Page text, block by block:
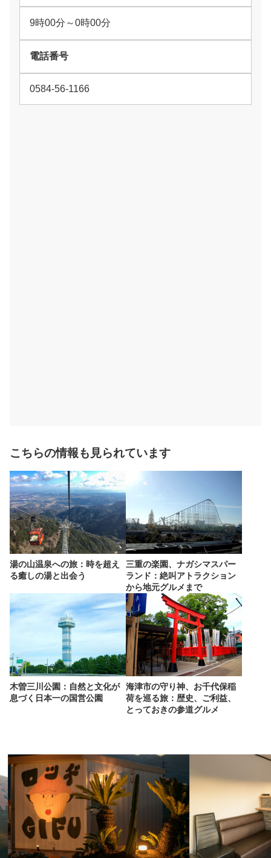
9時00分～0時00分
電話番号
0584-56-1166
こちらの情報も見られています
湯の山温泉への旅：時を超え
る癒しの湯と出会う
三重の楽園、ナガシマスパー
ランド：絶叫アトラクション
から地元グルメまで
木曽三川公園：自然と文化が
息づく日本一の国営公園
海津市の守り神、お千代保稲
荷を巡る旅：歴史、ご利益、
とっておきの参道グルメ